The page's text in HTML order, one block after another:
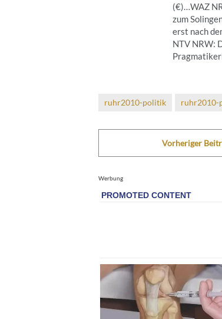
(€)…WAZ
zum
erst nach
NTV NRW:
ruhr2010-politik ruhr2010-
Vorheriger
Werbung